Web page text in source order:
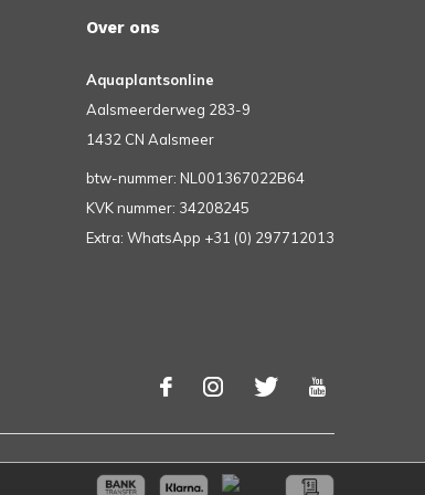
Over ons
Aquaplantsonline
Aalsmeerderweg 283-9
1432 CN Aalsmeer
btw-nummer: NL001367022B64
KVK nummer: 34208245
Extra: WhatsApp +31 (0) 297712013